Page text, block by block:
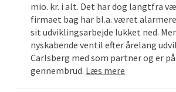
mio. kr. i alt. Det har dog langtfra
firmaet bag har bl.a. været
sit udviklingsarbejde lukket ned.
nyskabende ventil efter årelang
Carlsberg med som partner og er
gennembrud. Læs mere